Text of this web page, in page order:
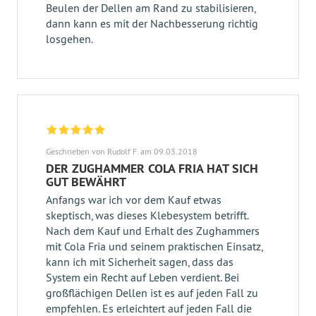
Beulen der Dellen am Rand zu stabilisieren,
dann kann es mit der Nachbesserung richtig
losgehen.
Geschrieben von Rudolf F. am 09.03.2018
DER ZUGHAMMER COLA FRIA HAT SICH
GUT BEWÄHRT
Anfangs war ich vor dem Kauf etwas
skeptisch, was dieses Klebesystem betrifft.
Nach dem Kauf und Erhalt des Zughammers
mit Cola Fria und seinem praktischen Einsatz,
kann ich mit Sicherheit sagen, dass das
System ein Recht auf Leben verdient. Bei
großflächigen Dellen ist es auf jeden Fall zu
empfehlen. Es erleichtert auf jeden Fall die